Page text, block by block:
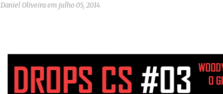
Daniel Oliveira em julho 05, 2014